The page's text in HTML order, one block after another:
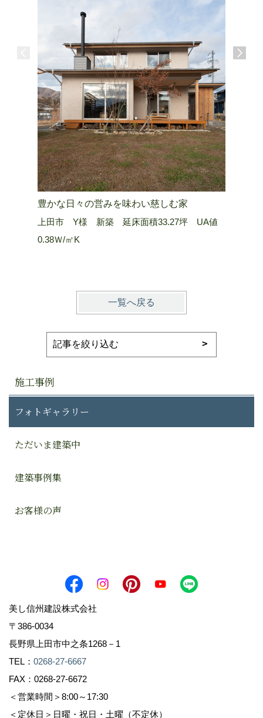
豊かな日々の営みを味わい慈しむ家
上田市 Y様 新築 延床面積33.27坪 UA値
0.38Ｗ/㎡K
一覧へ戻る
施工事例
フォトギャラリー
ただいま建築中
建築事例集
お客様の声
美し信州建設株式会社
〒386-0034
長野県上田市中之条1268－1
TEL： 0268-27-6667
FAX：0268-27-6672
＜営業時間＞8:00～17:30
＜定休日＞日曜・祝日・土曜（不定休）